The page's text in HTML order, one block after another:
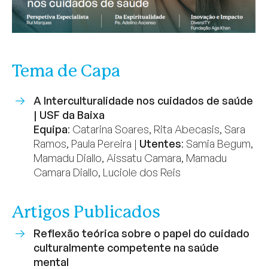
Tema de Capa
A Interculturalidade nos cuidados de saúde
| USF da Baixa
Equipa: Catarina Soares, Rita Abecasis, Sara
Ramos, Paula Pereira | Utentes: Samia Begum,
Mamadu Diallo, Aissatu Camara, Mamadu
Camara Diallo, Luciole dos Reis
Artigos Publicados
Reflexão teórica sobre o papel do cuidado
culturalmente competente na saúde
mental